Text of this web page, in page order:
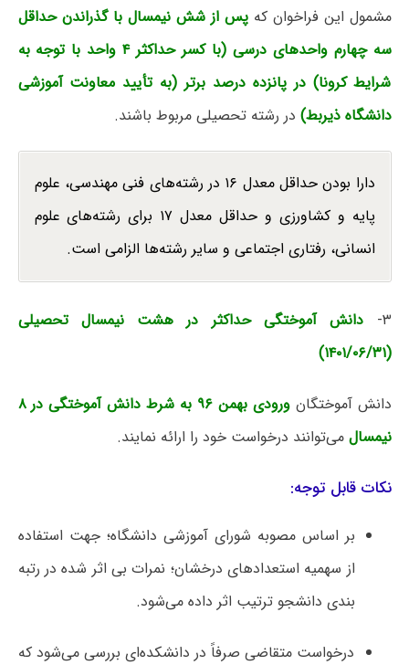
مشمول این فراخوان که پس از شش نیمسال با گذراندن حداقل
سه چهارم واحدهای درسی (با کسر حداکثر ۴ واحد با توجه به
شرایط کرونا) در پانزده درصد برتر (به تأیید معاونت آموزشی
دانشگاه ذیربط) در رشته تحصیلی مربوط باشند.
دارا بودن حداقل معدل ۱۶ در رشته‌های فنی مهندسی، علوم
پایه و کشاورزی و حداقل معدل ۱۷ برای رشته‌های علوم
انسانی، رفتاری اجتماعی و سایر رشته‌ها الزامی است.
۳-
دانش آموختگی حداکثر در هشت نیمسال تحصیلی
(۱۴۰۱/۰۶/۳۱)
دانش آموختگان
ورودی بهمن ۹۶ به شرط دانش آموختگی در ۸
نیمسال می‌توانند درخواست خود را ارائه نمایند.
نکات قابل توجه:
بر اساس مصوبه شورای آموزشی دانشگاه؛ جهت استفاده
از سهمیه استعدادهای درخشان؛ نمرات بی اثر شده در رتبه
بندی دانشجو ترتیب اثر داده می‌شود.
درخواست متقاضی صرفاً در دانشکده‌ای بررسی می‌شود که